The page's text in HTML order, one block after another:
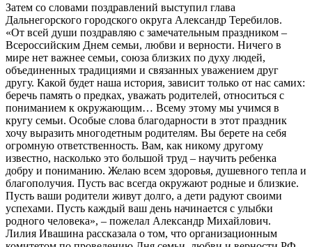
Затем со словами поздравлений выступил глава
Дальнегорского городского округа Александр Теребилов.
«От всей души поздравляю с замечательным праздником –
Всероссийским Днем семьи, любви и верности. Ничего в
мире нет важнее семьи, союза близких по духу людей,
объединенных традициями и связанных уважением друг
другу. Какой будет наша история, зависит только от нас самих:
беречь память о предках, уважать родителей, относиться с
пониманием к окружающим… Всему этому мы учимся в
кругу семьи. Особые слова благодарности в этот праздник
хочу выразить многодетным родителям. Вы берете на себя
огромную ответственность. Вам, как никому другому
известно, насколько это большой труд – научить ребенка
добру и пониманию. Желаю всем здоровья, душевного тепла и
благополучия. Пусть вас всегда окружают родные и близкие.
Пусть ваши родители живут долго, а дети радуют своими
успехами. Пусть каждый ваш день начинается с улыбки
родного человека», – пожелал Александр Михайлович.
Лилия Ивашина рассказала о том, что организационным